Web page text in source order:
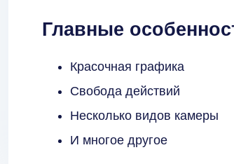
Главные
Красочная графика
Свобода действий
Несколько видов камеры
И многое другое